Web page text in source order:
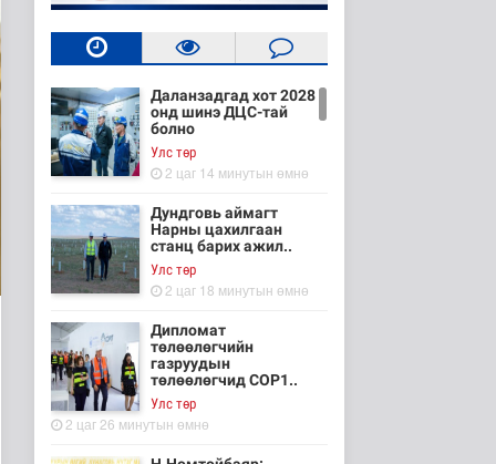
Даланзадгад хот 2028
онд шинэ ДЦС-тай
болно
Улс төр
2 цаг 14 минутын өмнө
Дундговь аймагт
Нарны цахилгаан
станц барих ажил..
Улс төр
2 цаг 18 минутын өмнө
Дипломат
төлөөлөгчийн
газруудын
төлөөлөгчид COP1..
Улс төр
2 цаг 26 минутын өмнө